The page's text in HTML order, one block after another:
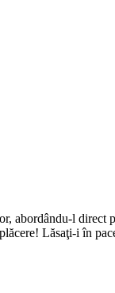
abordându-l direct
Lăsaţi-i în